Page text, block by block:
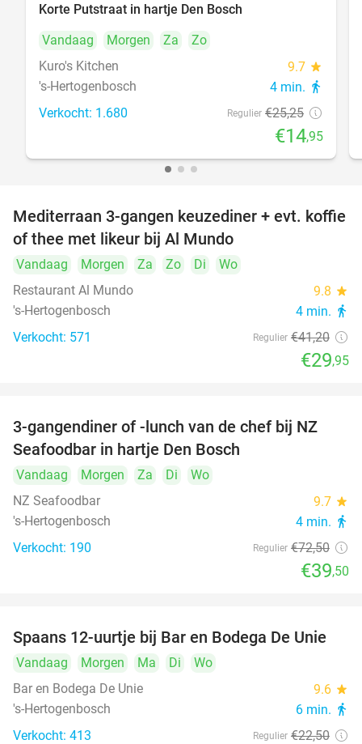
Korte Putstraat in hartje Den Bosch
Vandaag
Morgen Za
Zo
Kuro's Kitchen
9.7 star
's-Hertogenbosch 4 min. directions_walk
Verkocht: 1.680 Regulier €25,25
€14,95
27%
Mediterraan 3-gangen keuzediner + evt. koffie
of thee met likeur bij Al Mundo
Vandaag Morgen Za Zo Di
Wo
Restaurant Al Mundo
9.8 star
's-Hertogenbosch 4 min. directions_walk
Verkocht: 571 Regulier €41,20
€29,95
46%
3-gangendiner of -lunch van de chef bij NZ
Seafoodbar in hartje Den Bosch
Vandaag Morgen Za Di
Wo
NZ Seafoodbar
9.7 star
's-Hertogenbosch 4 min. directions_walk
Verkocht: 190 Regulier €72,50
€39,50
42%
Spaans 12-uurtje bij Bar en Bodega De Unie
Vandaag Morgen Ma Di
Wo
Bar en Bodega De Unie
9.6 star
's-Hertogenbosch 6 min. directions_walk
Verkocht: 413 Regulier €22,50